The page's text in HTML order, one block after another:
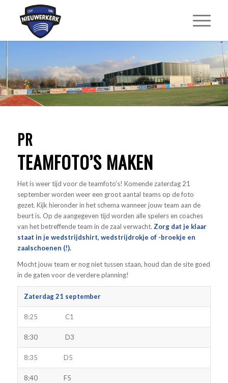
PR
TEAMFOTO’S MAKEN
Het is weer tijd voor de teamfoto’s! Komende zaterdag 21
september worden weer een groot aantal teams op de foto
gezet. Kijk hieronder in het schema wanneer jouw team aan de
beurt is. Op de aangegeven tijd worden alle spelers en coaches
van het betreffende team in de zaal verwacht. Zorg dat je klaar
staat in je wedstrijdshirt, wedstrijdrokje of -broekje en
zaalschoenen (!).
Mocht jouw team er nog niet tussen staan, houd dan de site goed
in de gaten voor de verdere planning!
Zaterdag 21 september
8:25 C1
8:30 D3
8:35 D5
8:40 F5